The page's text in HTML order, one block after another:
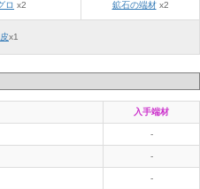
ロ x2 鉱石の端材x2
x1
入手端材
-
-
-